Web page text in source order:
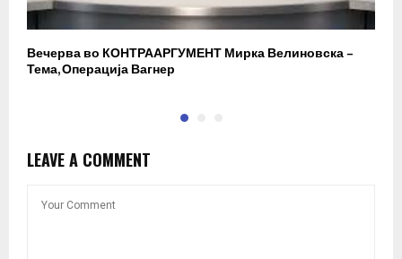
Вечерва во КОНТРААРГУМЕНТ Мирка Велиновска –
Тема, Операција Вагнер
LEAVE A COMMENT